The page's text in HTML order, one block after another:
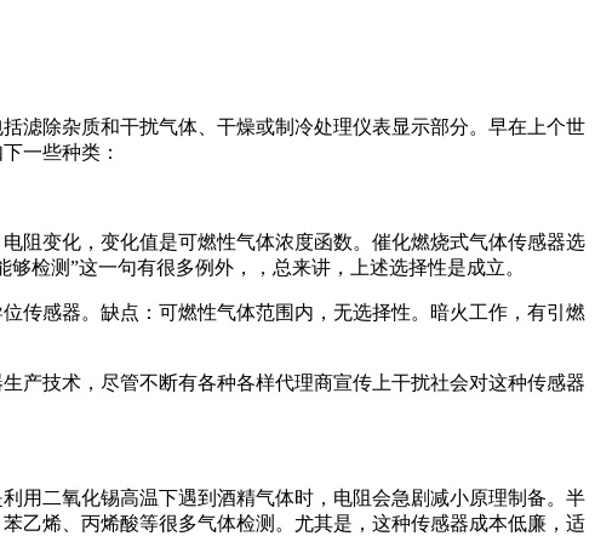
滤除杂质和干扰气体、干燥或制冷处理仪表显示部分。早在上个世
下一些种类：
阻变化，变化值是可燃性气体浓度函数。催化燃烧式气体传感器选
检测”这一句有很多例外，，总来讲，上述选择性是成立。
传感器。缺点：可燃性气体范围内，无选择性。暗火工作，有引燃
产技术，尽管不断有各种各样代理商宣传上干扰社会对这种传感器
利用二氧化锡高温下遇到酒精气体时，电阻会急剧减小原理制备。半
乙烯、丙烯酸等很多气体检测。尤其是，这种传感器成本低廉，适